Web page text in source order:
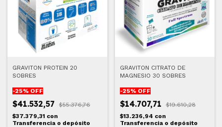
GRAVITON PROTEIN 20
SOBRES
-25% OFF
$41.532,57
$55.376,76
$37.379,31 con
Transferencia o depósito
GRAVITON CITRATO DE
MAGNESIO 30 SOBRES
-25% OFF
$14.707,71
$19.610,28
$13.236,94 con
Transferencia o depósito